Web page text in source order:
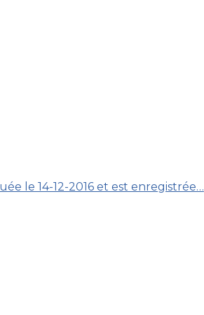
le 14-12-2016 et est enregistrée…